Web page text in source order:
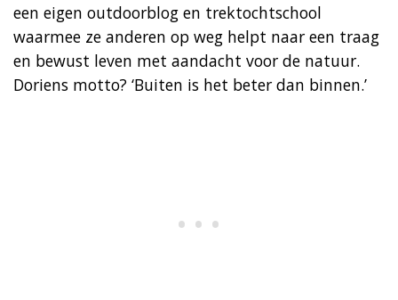
een eigen outdoorblog en trektochtschool
waarmee ze anderen op weg helpt naar een traag
en bewust leven met aandacht voor de natuur.
Doriens motto? ‘Buiten is het beter dan binnen.’